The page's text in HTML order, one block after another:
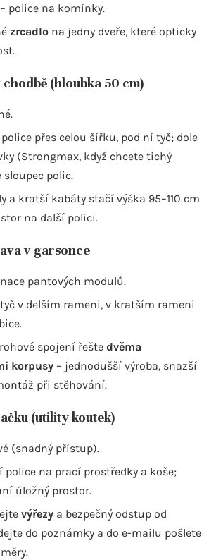
police na komínky.
zrcadlo na jedny dveře, které opticky
(hloubka 50 cm)
přes celou šířku, pod ní tyč; dole
(Strongmax, když chcete tichý
sloupec polic.
a kratší kabáty stačí výška 95–110 cm
na další polici.
v garsonce
pantových modulů.
v delším rameni, v kratším rameni
rohové spojení řešte dvěma
korpusy – jednodušší výroba, snazší
při stěhování.
(utility koutek)
(snadný přístup).
police na prací prostředky a koše;
úložný prostor.
výřezy a bezpečný odstup od
do poznámky a do e-mailu pošlete